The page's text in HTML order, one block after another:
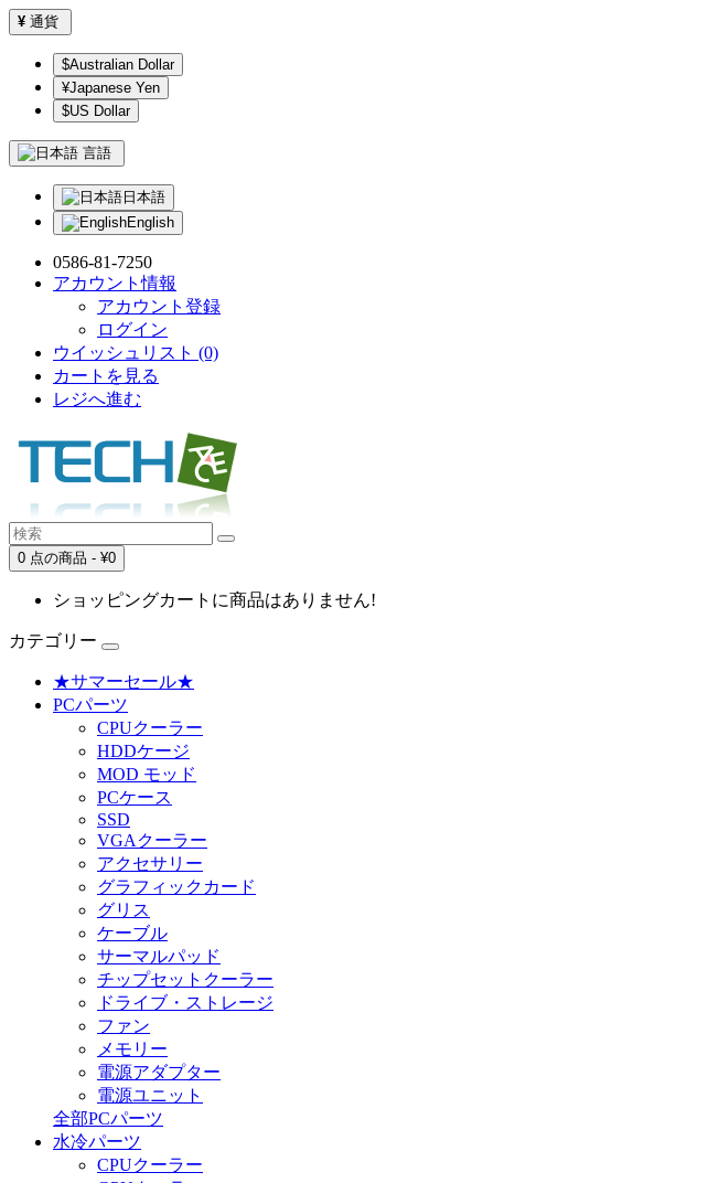
¥ 通貨
$Australian Dollar
¥Japanese Yen
$US Dollar
言語
日本語
English
0586-81-7250
アカウント情報
アカウント登録
ログイン
ウイッシュリスト (0)
カートを見る
レジへ進む
0 点の商品 - ¥0
ショッピングカートに商品はありません!
カテゴリー
★サマーセール★
PCパーツ
CPUクーラー
HDDケージ
MOD モッド
PCケース
SSD
VGAクーラー
アクセサリー
グラフィックカード
グリス
ケーブル
サーマルパッド
チップセットクーラー
ドライブ・ストレージ
ファン
メモリー
電源アダプター
電源ユニット
全部PCパーツ
水冷パーツ
CPUクーラー